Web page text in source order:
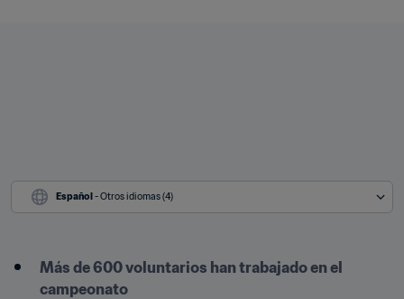
Español - Otros idiomas (4)
Más de 600 voluntarios han trabajado en el
campeonato